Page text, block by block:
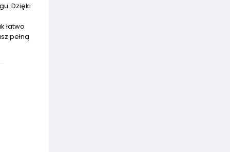
Dzięki
łatwo
pełną